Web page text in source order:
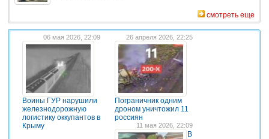
смотреть еще
06 мая 2026, 22:09
Воины ГУР нарушили
железнодорожную
логистику оккупантов в
Крыму
26 апреля 2026, 22:25
Пограничник одним
дроном уничтожил 11
россиян
11 мая 2026, 22:09
В